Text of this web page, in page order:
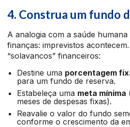
4. Construa um fundo
A analogia com a saúde
finanças: imprevistos
“solavancos” financeiros:
Destine uma porcentagem
para um fundo de reserva.
Estabeleça uma meta mínima
meses de despesas fixas).
Reavalie o valor do fundo
conforme o crescimento da